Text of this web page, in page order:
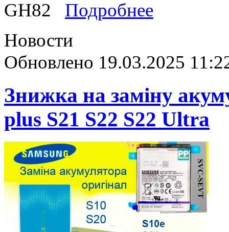
GH82 Подробнее
Новости
Обновлено 19.03.2025
Знижка на заміну
plus S21 S22 S22 Ultra